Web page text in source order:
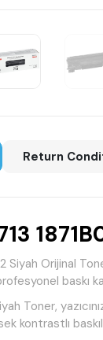
Return
Siyah Orijinal
baskı
Toner,
kontrastlı